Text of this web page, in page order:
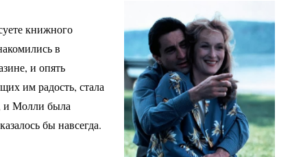
книжного
в
и опять
им радость, стала
и Молли была
бы навсегда.